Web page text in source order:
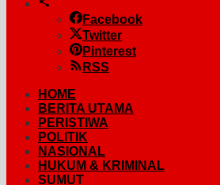
Facebook
Twitter
Pinterest
RSS
HOME
BERITA UTAMA
PERISTIWA
POLITIK
NASIONAL
HUKUM & KRIMINAL
SUMUT